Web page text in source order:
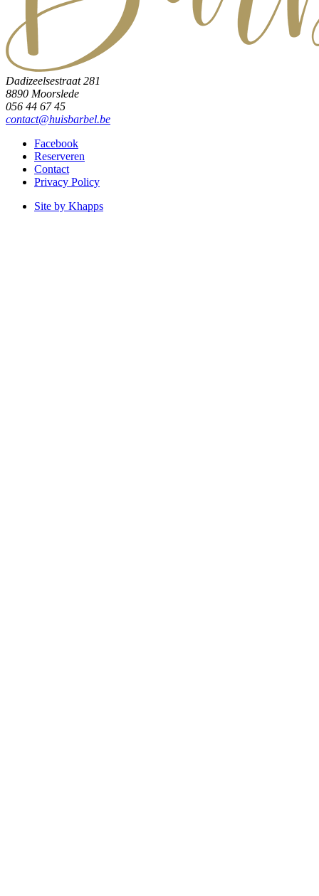
Dadizeelsestraat 281
8890 Moorslede
056 44 67 45
contact@huisbarbel.be
Facebook
Reserveren
Contact
Privacy Policy
Site by Khapps